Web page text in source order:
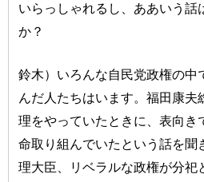
いらっしゃれるし、ああいう話
か？
鈴木）いろんな自民党政権の中
んだ人たちはいます。福田康夫
理をやっていたときに、表向き
命取り組んでいたという話を聞
理大臣、リベラルな政権が分祀